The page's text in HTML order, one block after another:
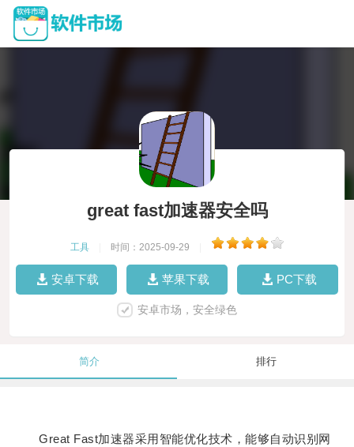
great fast加速器安全吗
工具 时间：2025-09-29
安卓下载 苹果下载 PC下载
安卓市场，安全绿色
简介 排行
Great Fast加速器采用智能优化技术，能够自动识别网